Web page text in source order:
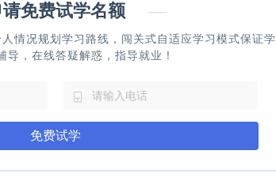
免费试学名额 —
情况规划学习路线，闯关式自适应学习模式保证
导，在线答疑解惑，指导就业！
免费试学